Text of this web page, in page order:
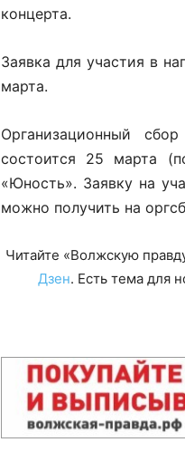
концерта.
Заявка для участия в
марта.
Организационный
состоится 25 марта
«Юность». Заявку на
можно получить на
Читайте «Волжскую
Дзен. Есть тема для